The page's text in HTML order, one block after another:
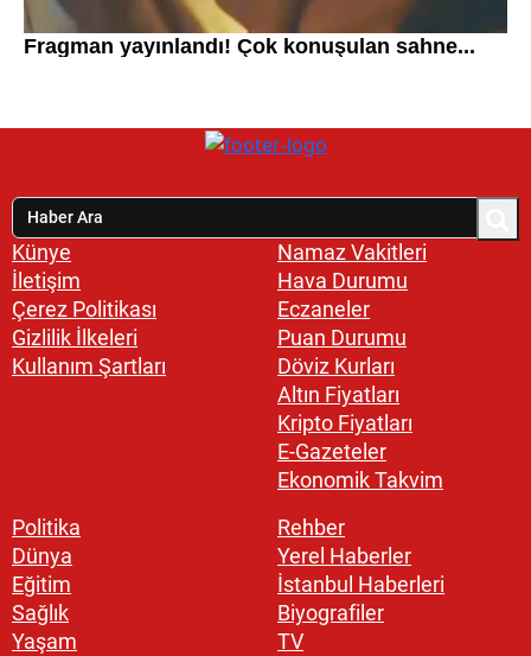
Künye
İletişim
Çerez Politikası
Gizlilik İlkeleri
Kullanım Şartları
Namaz Vakitleri
Hava Durumu
Eczaneler
Puan Durumu
Döviz Kurları
Altın Fiyatları
Kripto Fiyatları
E-Gazeteler
Ekonomik Takvim
Politika
Dünya
Eğitim
Sağlık
Yaşam
Rehber
Yerel Haberler
İstanbul Haberleri
Biyografiler
TV